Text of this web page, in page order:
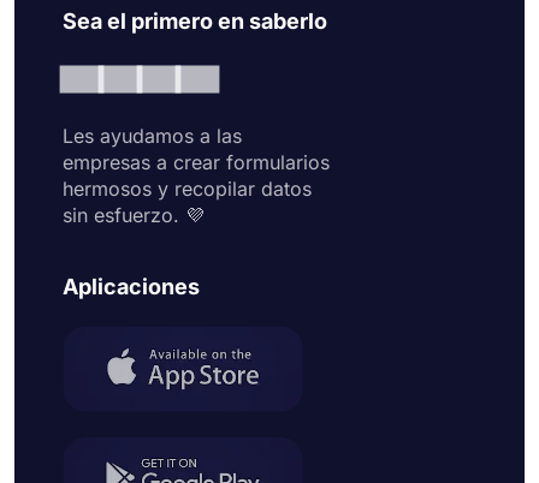
Sea el primero en saberlo
Les ayudamos a las
empresas a crear formularios
hermosos y recopilar datos
sin esfuerzo. 💜
Aplicaciones